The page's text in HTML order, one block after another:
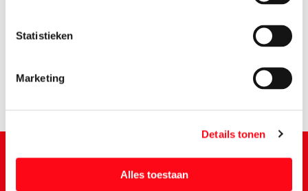
Statistieken
Marketing
Details tonen
Alles toestaan
2.15